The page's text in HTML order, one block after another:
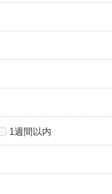
1週間以内